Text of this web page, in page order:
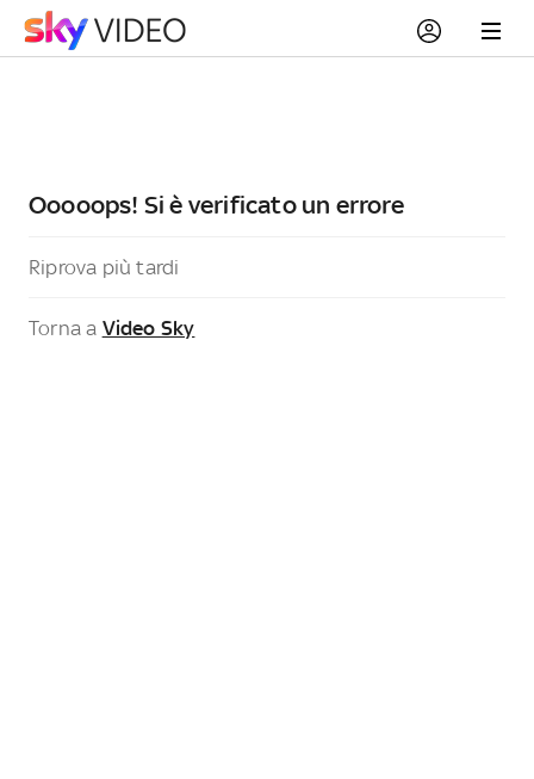
Ooooops! Si è verificato un errore
Riprova più tardi
Torna a Video Sky